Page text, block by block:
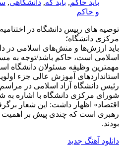
باید حاکم, باید که, دانشگاهی,
و حاکم
توصیه های رییس دانشگاه در
مرکزی دانشگاه؛
باید ارزش‌ها و منش‌های اسلامی در
اسلامی است، حاکم باشد/توجه به
مهمترین وظیفه مسئولان دانشگاه
استانداردهای آموزش عالی جزء
رئیس دانشگاه آزاد اسلامی در
شورای مرکزی دانشگاه با اشاره به
اقتصاد» اظهار داشت: این شعار
رهبری است که چندی پیش بر اهمیت
بودند.
دانلود آهنگ جدید